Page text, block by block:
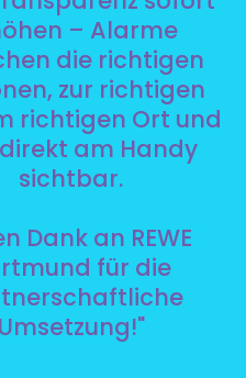
– Alarme
die richtigen
zur richtigen
richtigen Ort und
am Handy
sichtbar.
Dank an REWE
für die
Umsetzung!"